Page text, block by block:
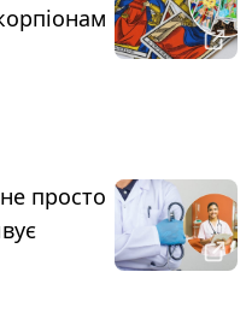
просто